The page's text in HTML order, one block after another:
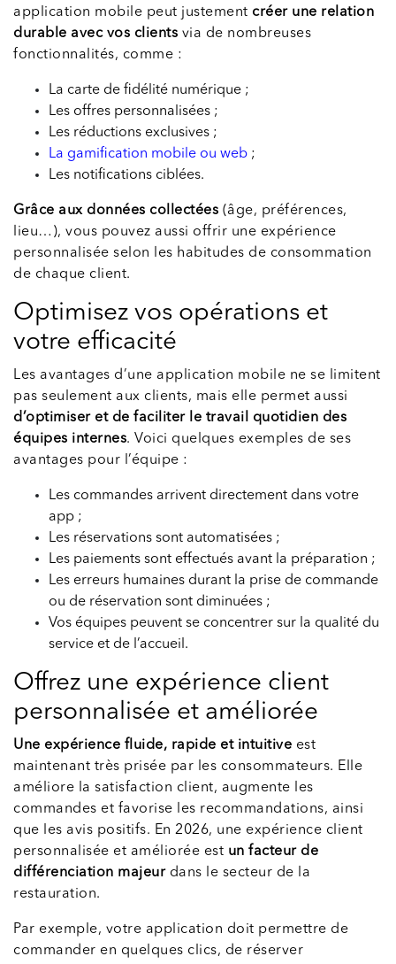
application mobile peut justement créer une relation
durable avec vos clients via de nombreuses
fonctionnalités, comme :
La carte de fidélité numérique ;
Les offres personnalisées ;
Les réductions exclusives ;
La gamification mobile ou web ;
Les notifications ciblées.
Grâce aux données collectées (âge, préférences,
lieu…), vous pouvez aussi offrir une expérience
personnalisée selon les habitudes de consommation
de chaque client.
Optimisez vos opérations et
votre efficacité
Les avantages d’une application mobile ne se limitent
pas seulement aux clients, mais elle permet aussi
d’optimiser et de faciliter le travail quotidien des
équipes internes. Voici quelques exemples de ses
avantages pour l’équipe :
Les commandes arrivent directement dans votre
app ;
Les réservations sont automatisées ;
Les paiements sont effectués avant la préparation ;
Les erreurs humaines durant la prise de commande
ou de réservation sont diminuées ;
Vos équipes peuvent se concentrer sur la qualité du
service et de l’accueil.
Offrez une expérience client
personnalisée et améliorée
Une expérience fluide, rapide et intuitive est
maintenant très prisée par les consommateurs. Elle
améliore la satisfaction client, augmente les
commandes et favorise les recommandations, ainsi
que les avis positifs. En 2026, une expérience client
personnalisée et améliorée est un facteur de
différenciation majeurdans le secteur de la
restauration.
Par exemple, votre application doit permettre de
commander en quelques clics, de réserver